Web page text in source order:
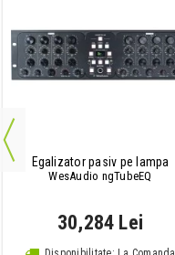
Egalizator pasiv pe lampa
WesAudio ngTubeEQ
30,284 Lei